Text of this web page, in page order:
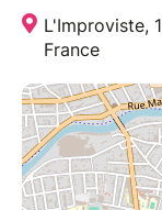
L'Improviste,
France